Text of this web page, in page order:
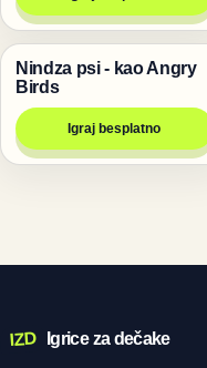
Životinje
Nindza psi - kao Angry
Birds
Igraj besplatno
IZD Igrice za dečake